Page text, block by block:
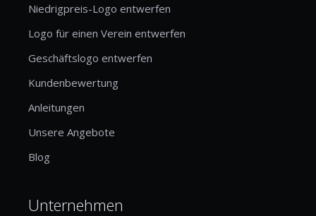
Niedrigpreis-Logo entwerfen
Logo für einen Verein entwerfen
Geschäftslogo entwerfen
Kundenbewertung
Anleitungen
Unsere Angebote
Blog
Unternehmen